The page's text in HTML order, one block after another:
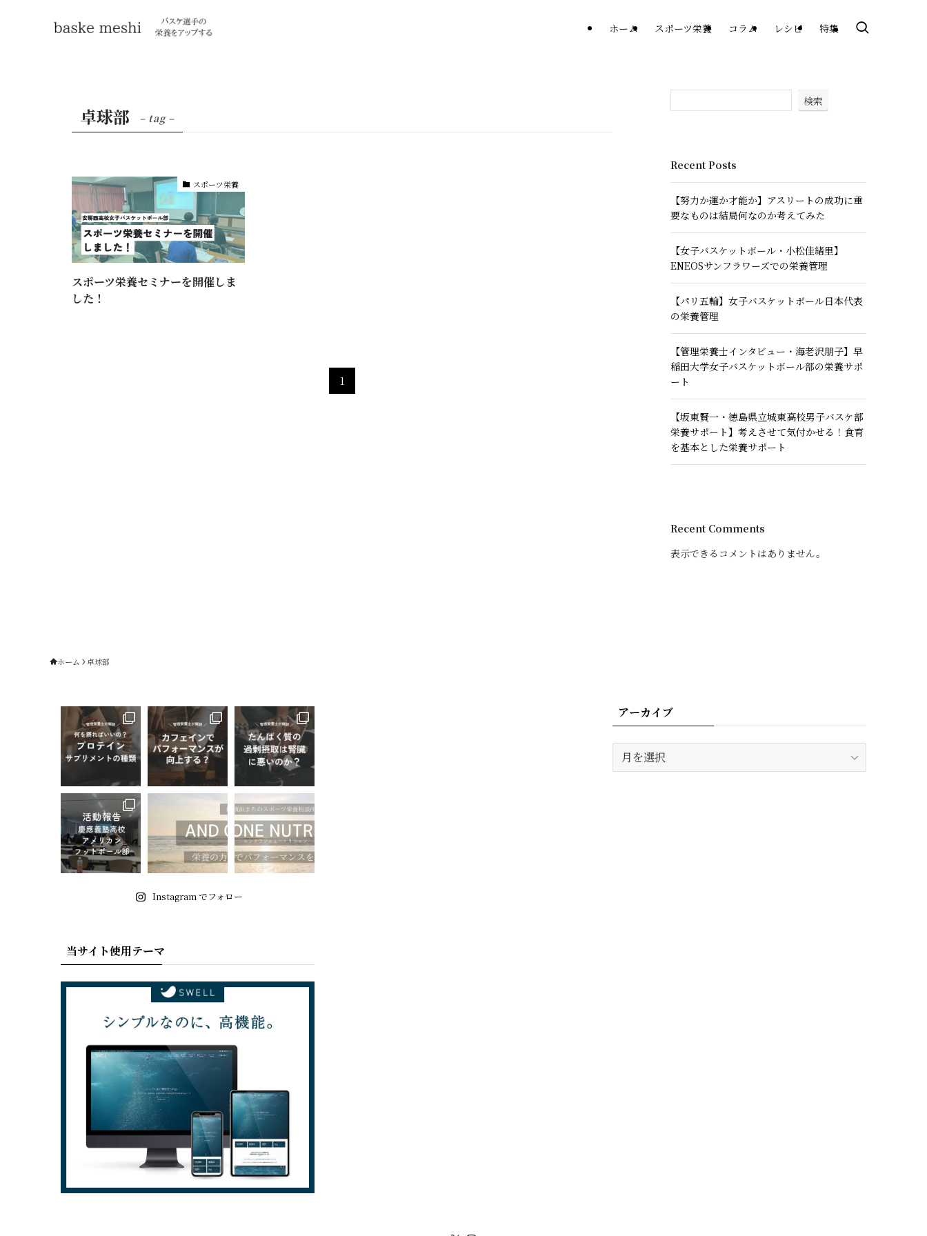
ホーム スポーツ栄養 コラム レシピ 特集
卓球部 – tag –
スポーツ栄養
スポーツ栄養セミナーを開催しま
した！
1
検索
Recent Posts
【努力か運か才能か】アスリートの成功に重
要なものは結局何なのか考えてみた
【女子バスケットボール・小松佳緒里】
ENEOSサンフラワーズでの栄養管理
【パリ五輪】女子バスケットボール日本代表
の栄養管理
【管理栄養士インタビュー・海老沢朋子】早
稲田大学女子バスケットボール部の栄養サポ
ート
【坂東賢一・徳島県立城東高校男子バスケ部
栄養サポート】考えさせて気付かせる！食育
を基本とした栄養サポート
Recent Comments
表示できるコメントはありません。
ホーム 卓球部
Instagram でフォロー
当サイト使用テーマ
アーカイブ
ー